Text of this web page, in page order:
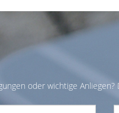
oder wichtige